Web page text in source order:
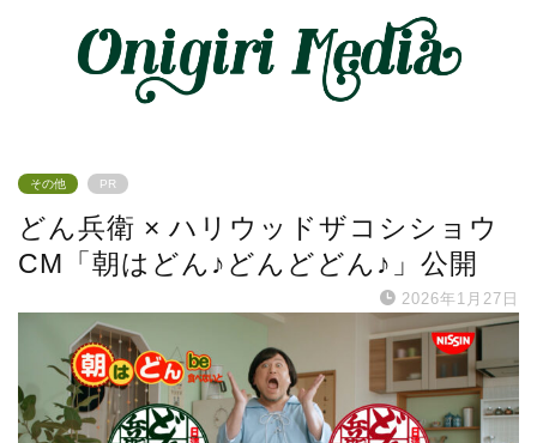
その他 PR
どん兵衛 × ハリウッドザコシショウ
CM「朝はどん♪どんどどん♪」公開
2026年1月27日